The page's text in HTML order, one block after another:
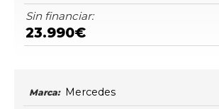
Sin financiar:
23.990€
Marca: Mercedes